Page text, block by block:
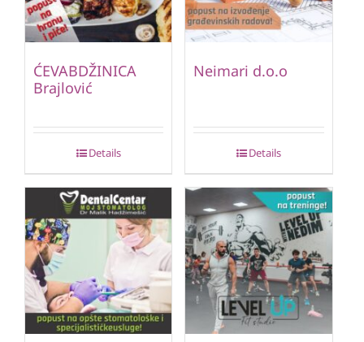
ĆEVABDŽINICA
Brajlović
Details
Neimari d.o.o
Details